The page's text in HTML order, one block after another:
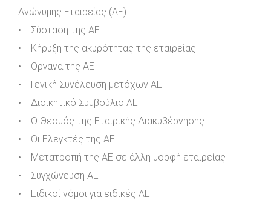
Ανώνυμης Εταιρείας (ΑΕ)
• Σύσταση της ΑΕ
• Κήρυξη της ακυρότητας της εταιρείας
• Οργανα της ΑΕ
• Γενική Συνέλευση μετόχων ΑΕ
• Διοικητικό Συμβούλιο ΑΕ
• Ο Θεσμός της Εταιρικής Διακυβέρνησης
• Οι Ελεγκτές της ΑΕ
• Μετατροπή της ΑΕ σε άλλη μορφή εταιρείας
• Συγχώνευση ΑΕ
• Ειδικοί νόμοι για ειδικές ΑΕ